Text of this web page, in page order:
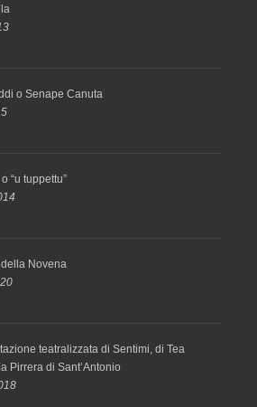
o Senape Canuta
“u tuppettu”
della Novena
teatralizzata di Sentimi, di Tea
Pirrera di Sant’Antonio